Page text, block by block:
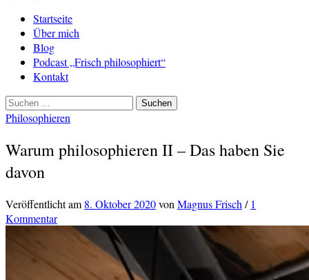
Startseite
Über mich
Blog
Podcast „Frisch philosophiert“
Kontakt
Suchen
nach:
Philosophieren
Warum philosophieren II – Das haben Sie
davon
Veröffentlichtam 8. Oktober 2020von Magnus Frisch / 1
Kommentar